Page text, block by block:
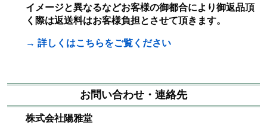
イメージと異なるなどお客様の御都合により御返品頂
く際は返送料はお客様負担とさせて頂きます。
→ 詳しくはこちらをご覧ください
お問い合わせ・連絡先
株式会社陽雅堂